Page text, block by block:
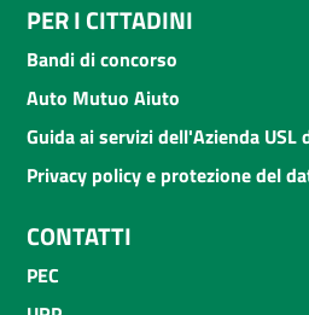
PER I CITTADINI
Bandi di concorso
Auto Mutuo Aiuto
Guida ai servizi dell'Azienda USL
Privacy policy e protezione del
CONTATTI
PEC